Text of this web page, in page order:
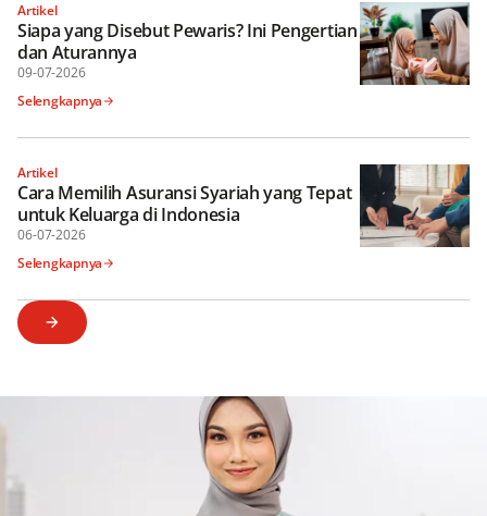
Artikel
Siapa yang Disebut Pewaris? Ini Pengertian
dan Aturannya
09-07-2026
Selengkapnya
Artikel
Cara Memilih Asuransi Syariah yang Tepat
untuk Keluarga di Indonesia
06-07-2026
Selengkapnya